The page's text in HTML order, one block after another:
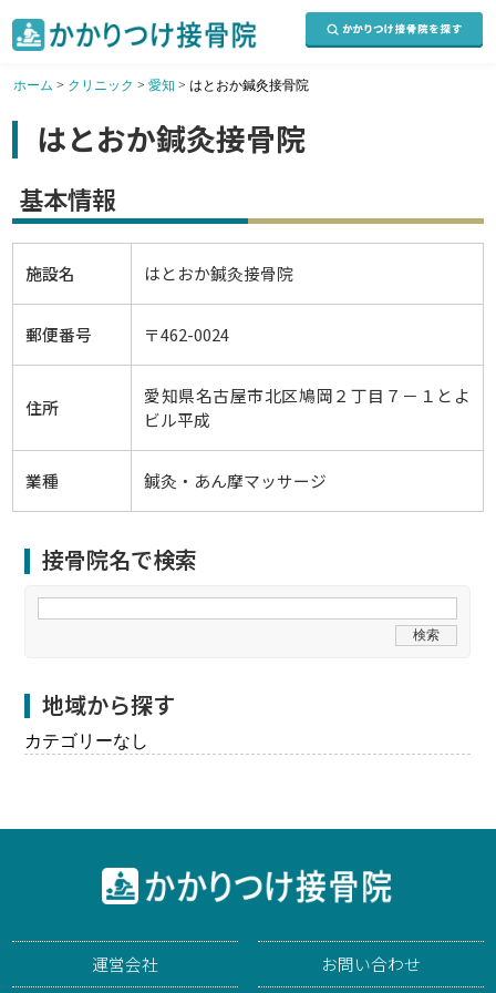
ホーム > クリニック > 愛知 > はとおか鍼灸接骨院
はとおか鍼灸接骨院
基本情報
施設名 はとおか鍼灸接骨院
郵便番号 〒462-0024
住所
愛知県名古屋市北区鳩岡２丁目７－１とよ
ビル平成
業種 鍼灸・あん摩マッサージ
接骨院名で検索
地域から探す
カテゴリーなし
運営会社 お問い合わせ